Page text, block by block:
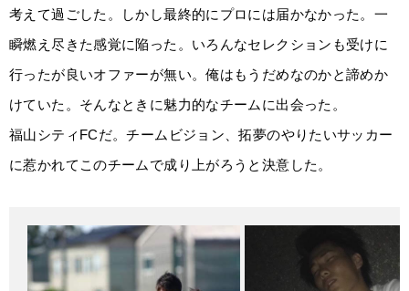
考えて過ごした。しかし最終的にプロには届かなかった。一
瞬燃え尽きた感覚に陥った。いろんなセレクションも受けに
行ったが良いオファーが無い。俺はもうだめなのかと諦めか
けていた。そんなときに魅力的なチームに出会った。
福山シティFCだ。チームビジョン、拓夢のやりたいサッカー
に惹かれてこのチームで成り上がろうと決意した。